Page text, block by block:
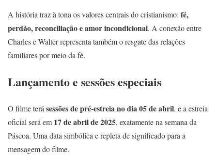
A história traz à tona os valores centrais do cristianismo: fé,
perdão, reconciliação e amor incondicional. A conexão entre
Charles e Walter representa também o resgate das relações
familiares por meio da fé.
Lançamento e sessões especiais
O filme terásessões de pré-estreia no dia 05 de abril, e a estreia
oficial será em 17 de abril de 2025, exatamente na semana da
Páscoa. Uma data simbólica e repleta de significado para a
mensagem do filme.